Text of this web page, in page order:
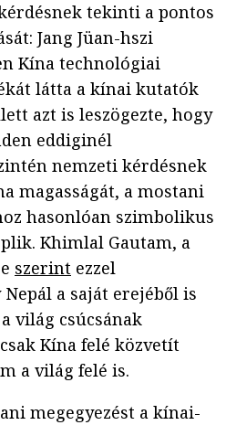
tekinti a pontos
Jang Jüan-hszi
Kína technológiai
látta a kínai kutatók
azt is leszögezte, hogy
eddiginél
nemzeti kérdésnek
magasságát, a mostani
hasonlóan szimbolikus
Khimlal Gautam, a
szerint ezzel
a saját erejéből is
világ csúcsának
Kína felé közvetít
a világ felé is.
megegyezést a kínai-